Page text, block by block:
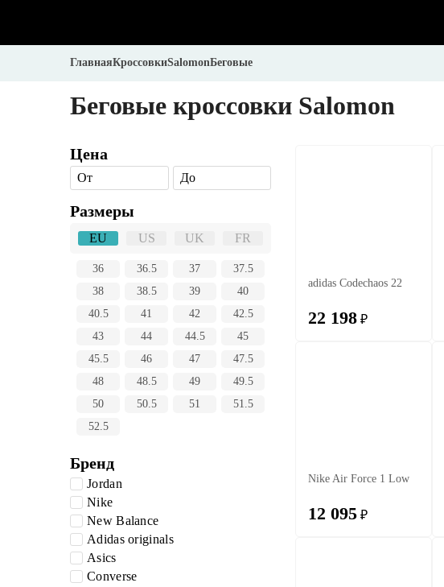
ГлавнаяКроссовкиSalomonБеговые
Беговые кроссовки Salomon
Цена
От До
Размеры
EU US UK FR
36 36.5 37
37.5
38
38.5 39
40
40.5
41 42
42.5
43
44 44.5
45
45.5
46 47
47.5
48
48.5 49
49.5
50
50.5 51
51.5
52.5
Бренд
Jordan
Nike
New Balance
Adidas originals
Asics
Converse
adidas Codechaos 22
22 198 ₽
Nike Air Force 1 Low
12 095 ₽